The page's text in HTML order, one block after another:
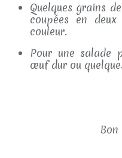
Quelques grains
coupées en
couleur.
Pour une salade
œuf dur ou